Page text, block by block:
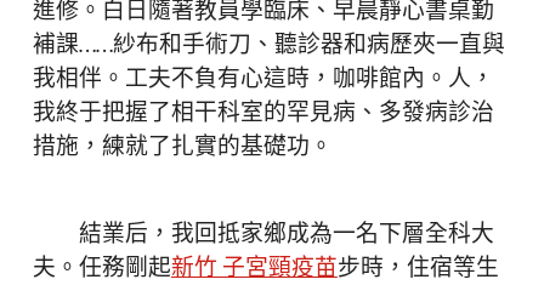
進修。白日隨著教員學臨床、早晨靜心書桌勤
補課……紗布和手術刀、聽診器和病歷夾一直與
我相伴。工夫不負有心這時，咖啡館內。人，
我終于把握了相干科室的罕見病、多發病診治
措施，練就了扎實的基礎功。
結業后，我回抵家鄉成為一名下層全科大
夫。任務剛起新竹 子宮頸疫苗步時，住宿等生